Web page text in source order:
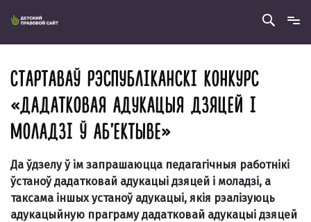
СТАРТАВАЎ РЭСПУБЛІКАНСКІ КОНКУРС
«ДАДАТКОВАЯ АДУКАЦЫЯ ДЗЯЦЕЙ І
МОЛАДЗІ Ў АБ’ЕКТЫВЕ»
Да ўдзелу ў ім запрашаюцца педагагічныя работнікі
ўстаноў дадатковай адукацыі дзяцей і моладзі, а
таксама іншых устаноў адукацыі, якія рэалізуюць
адукацыйную праграму дадатковай адукацыі дзяцей